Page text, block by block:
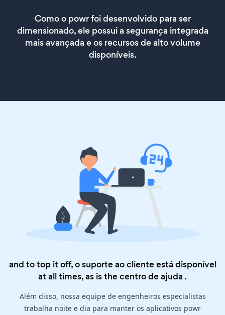
Como o powr foi desenvolvido para ser
dimensionado, ele possui a segurança integrada
mais avançada e os recursos de alto volume
disponíveis.
and to top it off, o suporte ao cliente está disponível
at all times, as is thecentro de ajuda .
Além disso, nossa equipe de engenheiros especialistas
trabalha noite e dia para manter os aplicativos powr